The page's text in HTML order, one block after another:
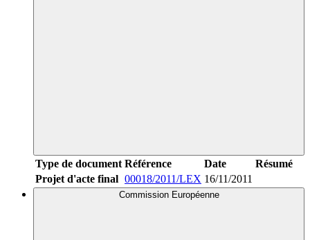
Type de document Référence Date
Résumé
Projet d'acte final 00018/2011/LEX 16/11/2011
Commission Européenne